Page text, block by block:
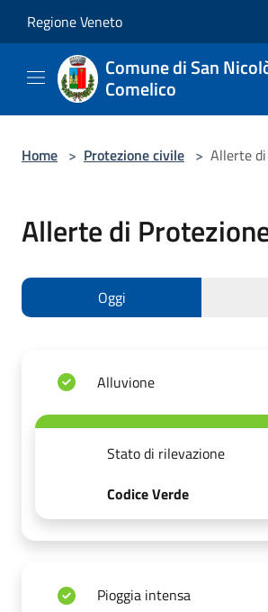
Regione Veneto
Comune di San
Comelico
Home > Protezione civile > Allerte
Allerte di
Oggi
Alluvione
Stato di rilevazione
Codice Verde
Pioggia intensa